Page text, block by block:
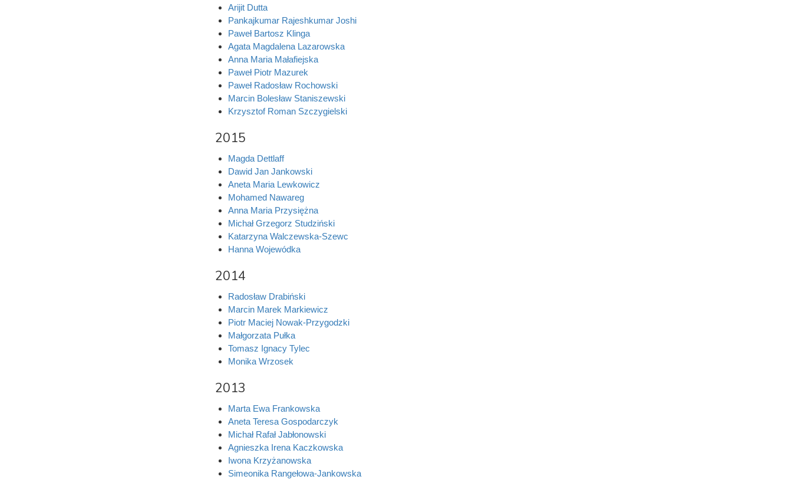
Arijit Dutta
Pankajkumar Rajeshkumar Joshi
Paweł Bartosz Klinga
Agata Magdalena Lazarowska
Anna Maria Małafiejska
Paweł Piotr Mazurek
Paweł Radosław Rochowski
Marcin Bolesław Staniszewski
Krzysztof Roman Szczygielski
2015
Magda Dettlaff
Dawid Jan Jankowski
Aneta Maria Lewkowicz
Mohamed Nawareg
Anna Maria Przysiężna
Michał Grzegorz Studziński
Katarzyna Walczewska-Szewc
Hanna Wojewódka
2014
Radosław Drabiński
Marcin Marek Markiewicz
Piotr Maciej Nowak-Przygodzki
Małgorzata Pułka
Tomasz Ignacy Tylec
Monika Wrzosek
2013
Marta Ewa Frankowska
Aneta Teresa Gospodarczyk
Michał Rafał Jabłonowski
Agnieszka Irena Kaczkowska
Iwona Krzyżanowska
Simeonika Rangełowa-Jankowska